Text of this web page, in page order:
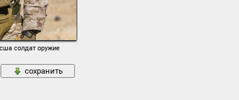
видоискатель вспышка фон
солдат оружие
сохранить